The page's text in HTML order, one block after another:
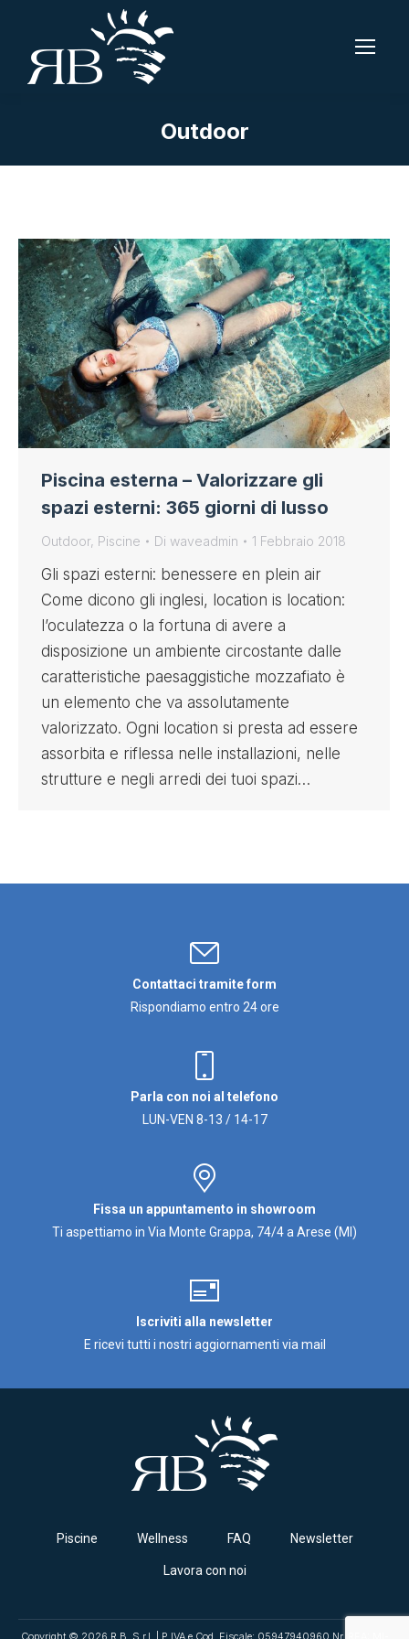
Outdoor
Piscina esterna – Valorizzare gli
spazi esterni: 365 giorni di lusso
Outdoor, Piscine Di waveadmin 1 Febbraio 2018
Gli spazi esterni: benessere en plein air
Come dicono gli inglesi, location is location:
l’oculatezza o la fortuna di avere a
disposizione un ambiente circostante dalle
caratteristiche paesaggistiche mozzafiato è
un elemento che va assolutamente
valorizzato. Ogni location si presta ad essere
assorbita e riflessa nelle installazioni, nelle
strutture e negli arredi dei tuoi spazi…
Contattaci tramite form
Rispondiamo entro 24 ore
Parla con noi al telefono
LUN-VEN 8-13 / 14-17
Fissa un appuntamento in showroom
Ti aspettiamo in Via Monte Grappa, 74/4 a Arese (MI)
Iscriviti alla newsletter
E ricevi tutti i nostri aggiornamenti via mail
Piscine Wellness FAQ Newsletter
Lavora con noi
Copyright © 2026 R.B. S.r.l. | P.IVA e Cod. Fiscale: 05947940960 Nr. REA: MI-